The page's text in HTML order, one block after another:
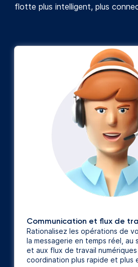
flotte plus intelligent, plus
Communication et flux de
Rationalisez les opérations de
la messagerie en temps réel, au
et aux flux de travail
coordination plus rapide et plus